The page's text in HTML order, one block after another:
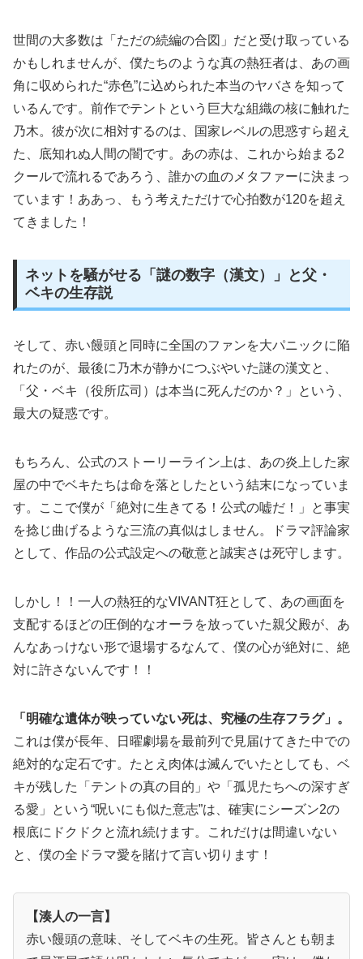
世間の大多数は「ただの続編の合図」だと受け取っている
かもしれませんが、僕たちのような真の熱狂者は、あの画
角に収められた“赤色”に込められた本当のヤバさを知って
いるんです。前作でテントという巨大な組織の核に触れた
乃木。彼が次に相対するのは、国家レベルの思惑すら超え
た、底知れぬ人間の闇です。あの赤は、これから始まる2
クールで流れるであろう、誰かの血のメタファーに決まっ
ています！ああっ、もう考えただけで心拍数が120を超え
てきました！
ネットを騒がせる「謎の数字（漢文）」と父・
ベキの生存説
そして、赤い饅頭と同時に全国のファンを大パニックに陥
れたのが、最後に乃木が静かにつぶやいた謎の漢文と、
「父・ベキ（役所広司）は本当に死んだのか？」という、
最大の疑惑です。
もちろん、公式のストーリーライン上は、あの炎上した家
屋の中でベキたちは命を落としたという結末になっていま
す。ここで僕が「絶対に生きてる！公式の嘘だ！」と事実
を捻じ曲げるような三流の真似はしません。ドラマ評論家
として、作品の公式設定への敬意と誠実さは死守します。
しかし！！一人の熱狂的なVIVANT狂として、あの画面を
支配するほどの圧倒的なオーラを放っていた親父殿が、あ
んなあっけない形で退場するなんて、僕の心が絶対に、絶
対に許さないんです！！
「明確な遺体が映っていない死は、究極の生存フラグ」。
これは僕が長年、日曜劇場を最前列で見届けてきた中での
絶対的な定石です。たとえ肉体は滅んでいたとしても、ベ
キが残した「テントの真の目的」や「孤児たちへの深すぎ
る愛」という“呪いにも似た意志”は、確実にシーズン2の
根底にドクドクと流れ続けます。これだけは間違いない
と、僕の全ドラマ愛を賭けて言い切ります！
【湊人の一言】
赤い饅頭の意味、そしてベキの生死。皆さんとも朝ま